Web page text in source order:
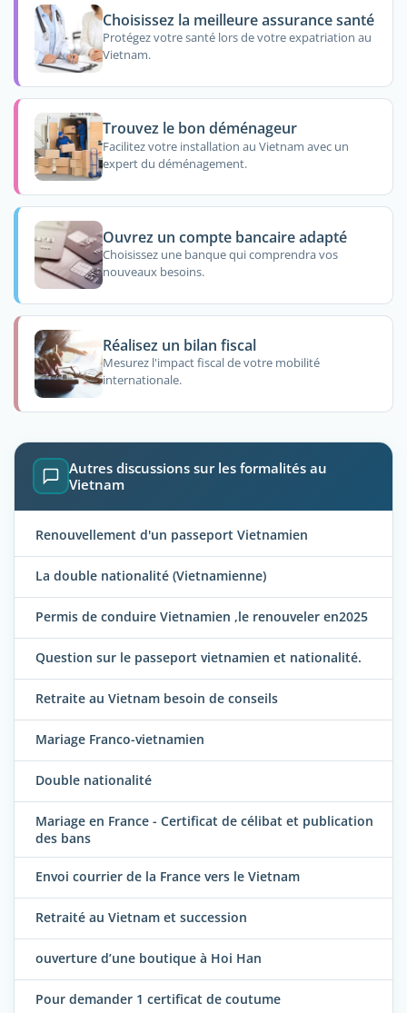
Choisissez la meilleure assurance santé
Protégez votre santé lors de votre expatriation au
Vietnam.
Trouvez le bon déménageur
Facilitez votre installation au Vietnam avec un
expert du déménagement.
Ouvrez un compte bancaire adapté
Choisissez une banque qui comprendra vos
nouveaux besoins.
Réalisez un bilan fiscal
Mesurez l'impact fiscal de votre mobilité
internationale.
Autres discussions sur les formalités au
Vietnam
Renouvellement d'un passeport Vietnamien
La double nationalité (Vietnamienne)
Permis de conduire Vietnamien ,le renouveler en2025
Question sur le passeport vietnamien et nationalité.
Retraite au Vietnam besoin de conseils
Mariage Franco-vietnamien
Double nationalité
Mariage en France - Certificat de célibat et publication
des bans
Envoi courrier de la France vers le Vietnam
Retraité au Vietnam et succession
ouverture d’une boutique à Hoi Han
Pour demander 1 certificat de coutume